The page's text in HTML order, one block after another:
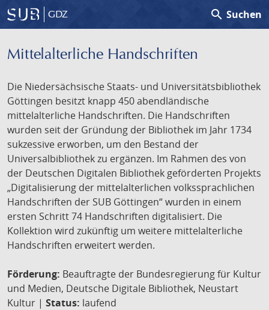
GDZ search Suchen
Mittelalterliche Handschriften
Die Niedersächsische Staats- und Universitätsbibliothek
Göttingen besitzt knapp 450 abendländische
mittelalterliche Handschriften. Die Handschriften
wurden seit der Gründung der Bibliothek im Jahr 1734
sukzessive erworben, um den Bestand der
Universalbibliothek zu ergänzen. Im Rahmen des von
der Deutschen Digitalen Bibliothek geförderten Projekts
„Digitalisierung der mittelalterlichen volkssprachlichen
Handschriften der SUB Göttingen“ wurden in einem
ersten Schritt 74 Handschriften digitalisiert. Die
Kollektion wird zukünftig um weitere mittelalterliche
Handschriften erweitert werden.
Förderung: Beauftragte der Bundesregierung für Kultur
und Medien, Deutsche Digitale Bibliothek, Neustart
Kultur | Status: laufend